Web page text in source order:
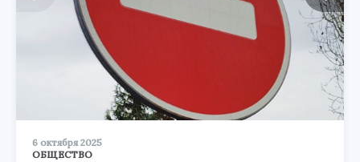
6 октября 2025
ОБЩЕСТВО